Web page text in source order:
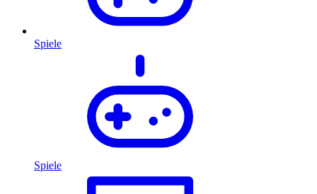
Spiele
Spiele